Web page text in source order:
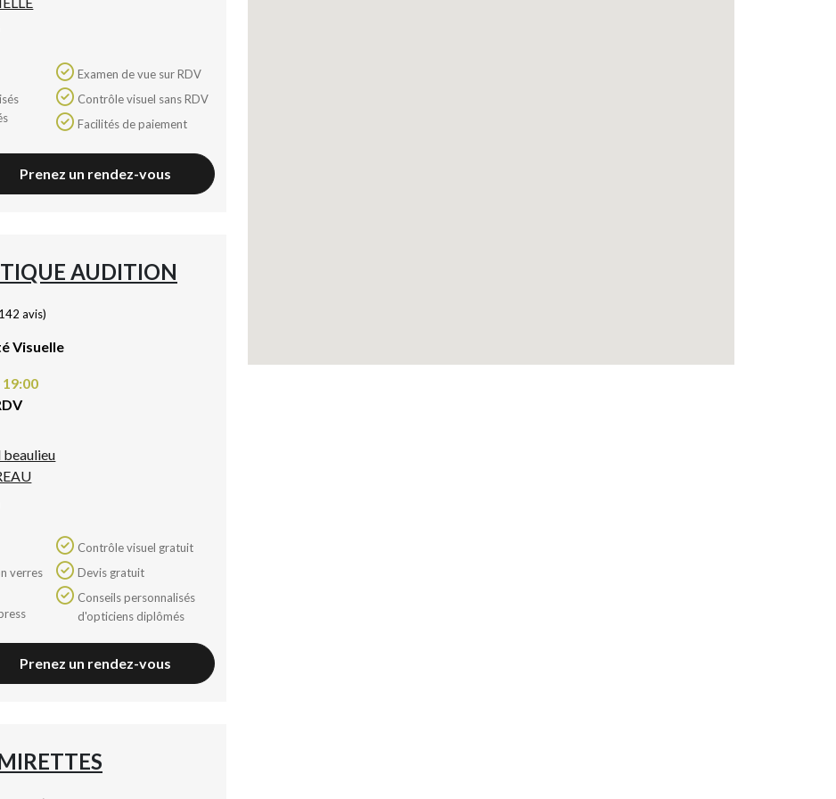
Examen de vue sur RDV
Contrôle visuel sans RDV
Facilités de paiement
Prenez un rendez-vous
AUDITION
142 avis)
Visuelle
Contrôle visuel gratuit
Devis gratuit
d'opticiens diplômés
Prenez un rendez-vous